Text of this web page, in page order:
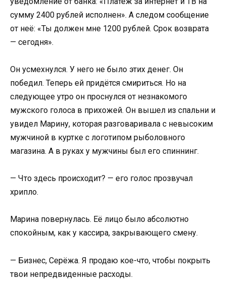
сумму 2400 рублей исполнен». А следом сообщение
от неё: «Ты должен мне 1200 рублей. Срок возврата
— сегодня».
Он усмехнулся. У него не было этих денег. Он
победил. Теперь ей придётся смириться. Но на
следующее утро он проснулся от незнакомого
мужского голоса в прихожей. Он вышел из спальни и
увидел Марину, которая разговаривала с невысоким
мужчиной в куртке с логотипом рыболовного
магазина. А в руках у мужчины был его спиннинг.
— Что здесь происходит? — его голос прозвучал
хрипло.
Марина повернулась. Её лицо было абсолютно
спокойным, как у кассира, закрывающего смену.
— Бизнес, Серёжа. Я продаю кое-что, чтобы покрыть
твои непредвиденные расходы.